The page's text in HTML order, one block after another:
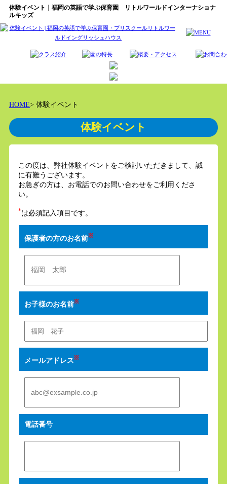
体験イベント｜福岡の英語で学ぶ保育園 リトルワールドインターナショナ
ルキッズ
HOME> 体験イベント
体験イベント
この度は、弊社体験イベントをご検討いただきまして、誠
に有難うございます。
お急ぎの方は、お電話でのお問い合わせをご利用くださ
い。
*は必須記入項目です。
保護者の方のお名前※
お子様のお名前※
メールアドレス※
電話番号